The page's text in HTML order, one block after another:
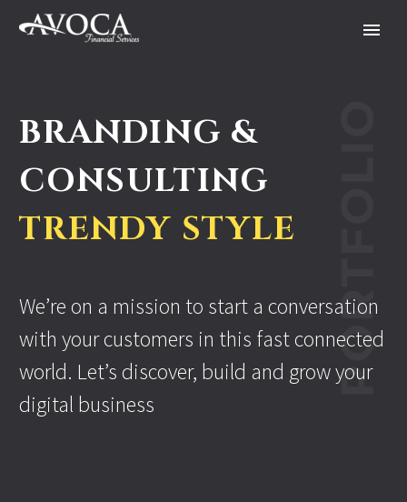
BRANDING &
CONSULTING
TRENDY STYLE
We’re on a mission to start a conversation
with your customers in this fast connected
world. Let’s discover, build and grow your
digital business